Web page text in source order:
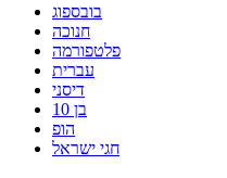
בובספוג
חנוכה
פלטפורמה
עברית
דיסני
בן 10
הופ
חגי ישראל